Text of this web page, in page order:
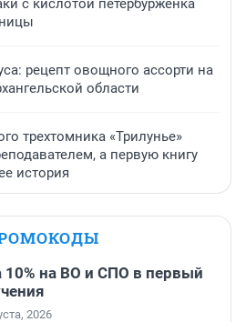
рецепт овощного ассорти на
области
трехтомника «Трилунье»
а первую книгу
история
10% на ВО и СПО в первый
2026